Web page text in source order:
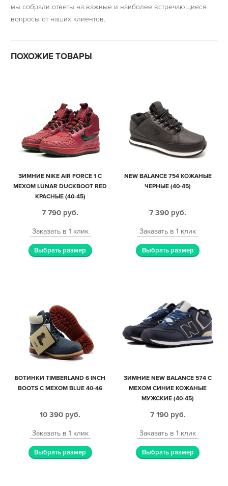
мы собрали ответы на важные и наиболее встречающиеся
вопросы от наших клиентов.
ПОХОЖИЕ ТОВАРЫ
ЗИМНИЕ NIKE AIR FORCE 1 С
МЕХОМ LUNAR DUCKBOOT RED
КРАСНЫЕ (40-45)
7 790 руб.
Заказать в 1 клик
Выбрать размер
NEW BALANCE 754 КОЖАНЫЕ
ЧЕРНЫЕ (40-45)
7 390 руб.
Заказать в 1 клик
Выбрать размер
БОТИНКИ TIMBERLAND 6 INCH
BOOTS С МЕХОМ BLUE 40-46
10 390 руб.
Заказать в 1 клик
Выбрать размер
ЗИМНИЕ NEW BALANCE 574 С
МЕХОМ СИНИЕ КОЖАНЫЕ
МУЖСКИЕ (40-45)
7 190 руб.
Заказать в 1 клик
Выбрать размер